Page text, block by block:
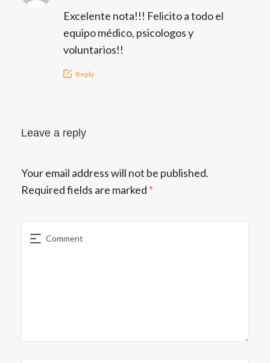
Excelente nota!!! Felicito a todo el
equipo médico, psicologos y
voluntarios!!
Reply
Leave a reply
Your email address will not be published.
Required fields are marked *